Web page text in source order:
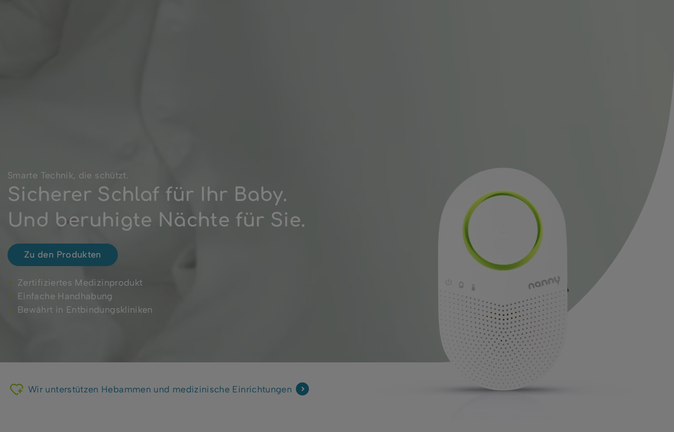
Smarte Technik, die schützt.
Sicherer Schlaf für Ihr Baby.
Und beruhigte Nächte für Sie.
Zu den Produkten
Zertifiziertes Medizinprodukt
Einfache Handhabung
Bewährt in Entbindungskliniken
Wir unterstützen Hebammen und medizinische Einrichtungen